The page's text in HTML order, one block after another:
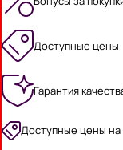
Доступные цены
Гарантия
Доступные цены